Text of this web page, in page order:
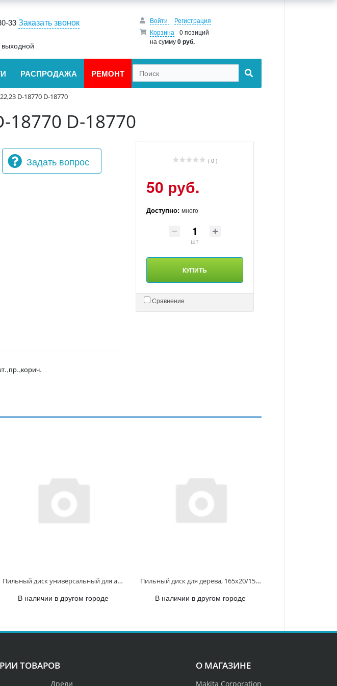
33 Заказать звонок Войти
Регистрация
Корзина
0 позиций
на сумму0 руб.
РАСПРОДАЖА РЕМОНТ
D-18770 D-18770
18770 D-18770
Задать вопрос ( 0 )
50 руб.
Доступно: много
шт
КУПИТЬ
Сравнение
Пильный диск универсальный для алюминия/дерева/пластика, 185x30x2.2/1.4x60T D-81321 D-81321
В наличии в другом городе
Пильный диск для дерева, 165x20/15.88x1.8/1.2x16T D-81050 D-81050
В наличии в другом городе
ТОВАРОВ
Дрели
О МАГАЗИНЕ
Makita Corporation